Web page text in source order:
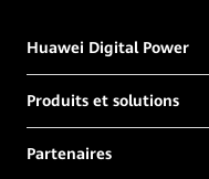
Huawei Digital Power
Produits et solutions
Partenaires